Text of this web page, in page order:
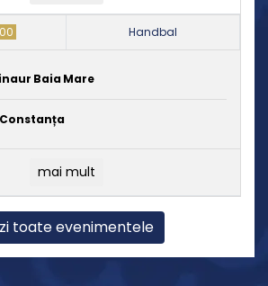
Handbal
Baia Mare
Constanța
mai mult
toate evenimentele